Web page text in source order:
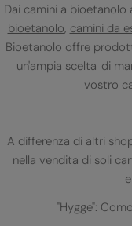
Dai camini a bioetanolo
bioetanolo, camini da
Bioetanolo offre
un'ampia scelta di
vostro
A differenza di altri
nella vendita di soli
"Hygge":